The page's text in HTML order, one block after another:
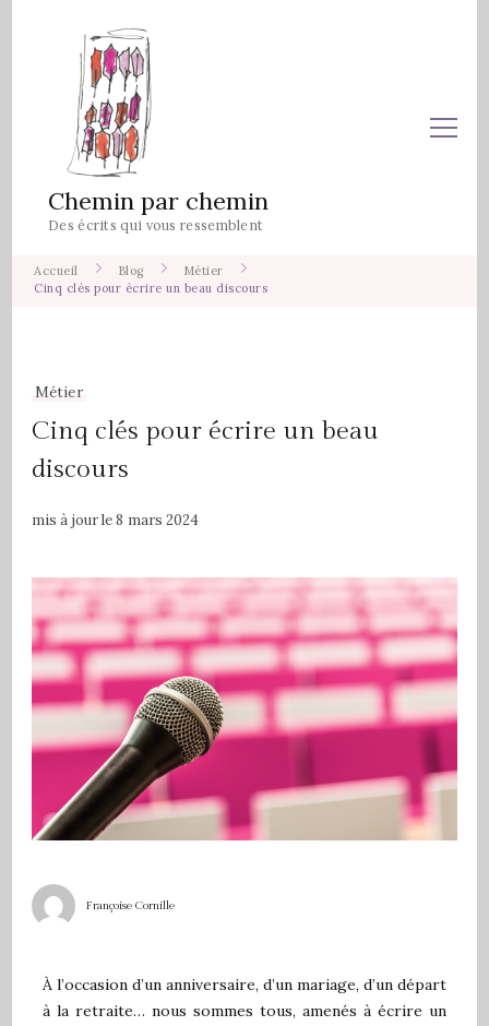
Chemin par chemin
Des écrits qui vous ressemblent
Accueil Blog
Métier
Cinq clés pour écrire un beau discours
Métier
Cinq clés pour écrire un beau
discours
mis à jour le8 mars 2024
Françoise Cornille
À l’occasion d’un anniversaire, d’un mariage, d’un départ
à la retraite… nous sommes tous, amenés à écrire un